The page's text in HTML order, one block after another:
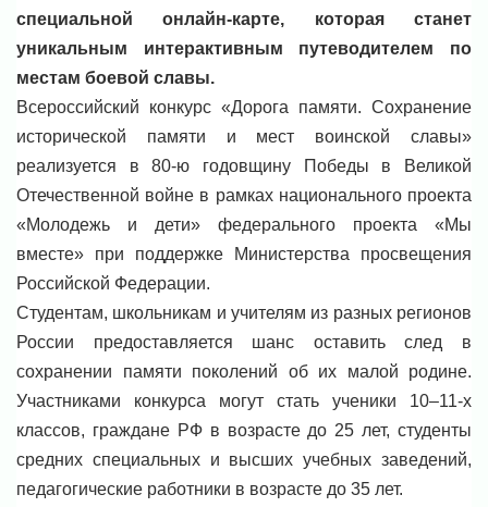
специальной онлайн-карте, которая станет
уникальным интерактивным путеводителем по
местам боевой славы.
Всероссийский конкурс «Дорога памяти. Сохранение
исторической памяти и мест воинской славы»
реализуется в 80-ю годовщину Победы в Великой
Отечественной войне в рамках национального проекта
«Молодежь и дети» федерального проекта «Мы
вместе» при поддержке Министерства просвещения
Российской Федерации.
Студентам, школьникам и учителям из разных регионов
России предоставляется шанс оставить след в
сохранении памяти поколений об их малой родине.
Участниками конкурса могут стать ученики 10–11-х
классов, граждане РФ в возрасте до 25 лет, студенты
средних специальных и высших учебных заведений,
педагогические работники в возрасте до 35 лет.